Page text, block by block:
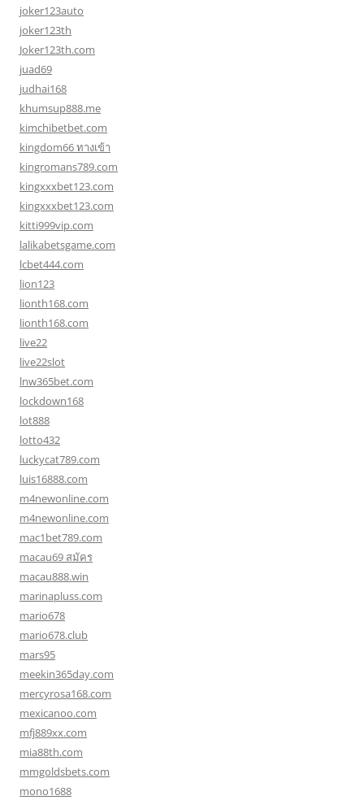
joker123auto
joker123th
Joker123th.com
juad69
judhai168
khumsup888.me
kimchibetbet.com
kingdom66 ทางเข้า
kingromans789.com
kingxxxbet123.com
kingxxxbet123.com
kitti999vip.com
lalikabetsgame.com
lcbet444.com
lion123
lionth168.com
lionth168.com
live22
live22slot
lnw365bet.com
lockdown168
lot888
lotto432
luckycat789.com
luis16888.com
m4newonline.com
m4newonline.com
mac1bet789.com
macau69 สมัคร
macau888.win
marinapluss.com
mario678
mario678.club
mars95
meekin365day.com
mercyrosa168.com
mexicanoo.com
mfj889xx.com
mia88th.com
mmgoldsbets.com
mono1688